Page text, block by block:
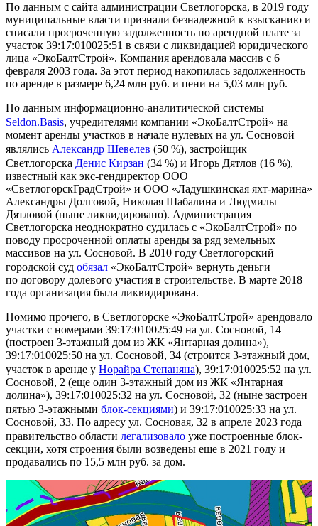
По данным с сайта администрации Светлогорска, в 2019 году
муниципальные власти признали безнадежной к взысканию и
списали просроченную задолженность по арендной плате за
участок 39:17:010025:51 в связи с ликвидацией юридического
лица «ЭкоБалтСтрой». Компания арендовала массив с 6
февраля 2003 года. За этот период накопилась задолженность
по аренде в размере 6,24 млн руб. и пени на 5,03 млн руб.
По данным информационно-аналитической системы
Seldon.Basis, учредителями компании «ЭкоБалтСтрой» на
момент аренды участков в начале нулевых на ул. Сосновой
являлись Александр Шевелев (50 %), застройщик
Светлогорска Денис Кирзан (34 %) и Игорь Дятлов (16 %),
известный как экс-гендиректор ООО
«СветлогорскГрадСтрой» и ООО «Ладушкинская яхт-марина»
Александры Долговой, Николая Шабалина и Людмилы
Дятловой (ныне ликвидировано). Администрация
Светлогорска неоднократно судилась с «ЭкоБалтСтрой» по
поводу просроченной оплаты аренды за ряд земельных
массивов на ул. Сосновой. В 2010 году Светлогорский
городской суд обязал «ЭкоБалтСтрой» вернуть деньги
по договору долевого участия в строительстве. В марте 2018
года организация была ликвидирована.
Помимо прочего, в Светлогорске «ЭкоБалтСтрой» арендовало
участки с номерами 39:17:010025:49 на ул. Сосновой, 14
(построен 3-этажный дом из ЖК «Янтарная долина»),
39:17:010025:50 на ул. Сосновой, 34 (строится 3-этажный дом,
участок в аренде у Норайра Степаняна), 39:17:010025:52 на ул.
Сосновой, 2 (еще один 3-этажный дом из ЖК «Янтарная
долина»), 39:17:010025:32 на ул. Сосновой, 32 (ныне застроен
пятью 3-этажными блок-секциями) и 39:17:010025:33 на ул.
Сосновой, 33. По адресу ул. Сосновая, 32 в апреле 2023 года
правительство области легализовало уже построенные блок-
секции, хотя строения были возведены еще в 2021 году и
продавались по 15,5 млн руб. за дом.